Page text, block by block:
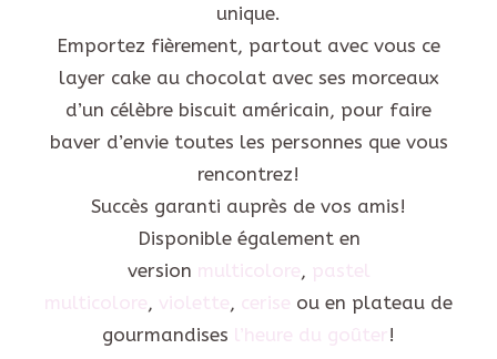
unique.
Emportez fièrement, partout avec vous ce
layer cake au chocolat avec ses morceaux
d’un célèbre biscuit américain, pour faire
baver d’envie toutes les personnes que vous
rencontrez!
Succès garanti auprès de vos amis!
Disponible également en
version multicolore, pastel
multicolore, violette, cerise ou en plateau de
gourmandises l’heure du goûter!